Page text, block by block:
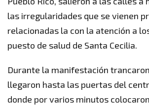
las irregularidades que se vienen
relacionadas la con la atención a
puesto de salud de Santa Cecilia.
Durante la manifestación
llegaron hasta las puertas del
donde por varios minutos